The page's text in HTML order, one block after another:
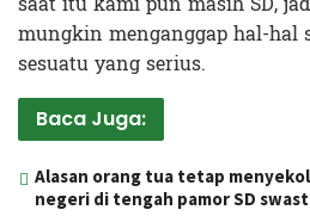
mungkin menganggap hal-hal
sesuatu yang serius.
Baca Juga:
Alasan orang tua tetap
negeri di tengah pamor SD